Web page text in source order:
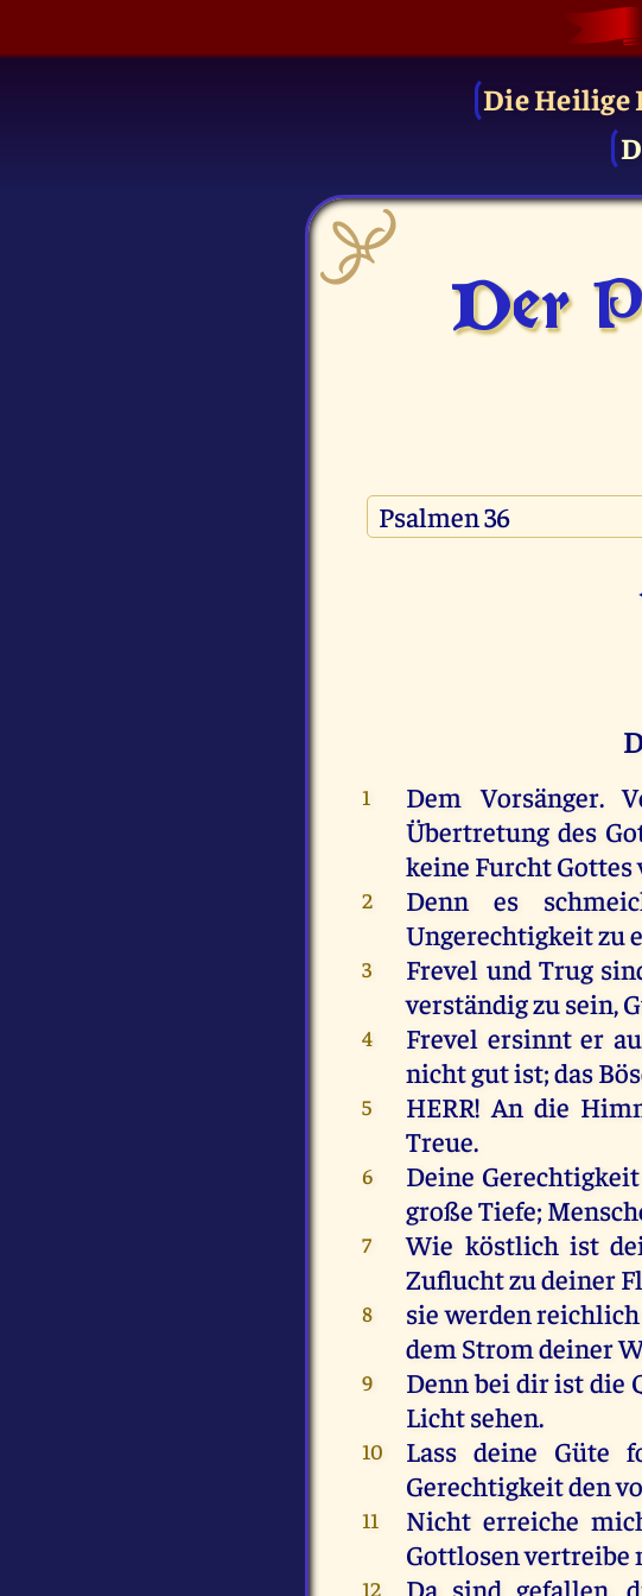
Die Heilige
Der
1 Dem Vorsänger.
Übertretung des
keine FurchtGottes
2 Denn es
Ungerechtigkeitzu
3 Frevel und Trug
verständigzu sein,
4 Frevel ersinnt er
nichtgutist;das
5 HERR! An die
Treue.
6 Deine Gerechtigkeit
großeTiefe;
7 Wie köstlich ist
Zufluchtzu deiner
8 sie werdenreichlich
dem Strom deiner
9 Denn bei diristdie
Lichtsehen.
10 Lassdeine Güte
Gerechtigkeitden
11 Nicht erreiche
Gottlosenvertreibe
12 Da sind gefallen ,